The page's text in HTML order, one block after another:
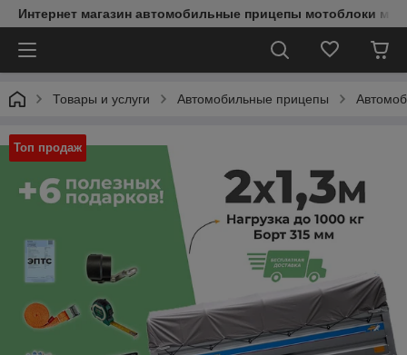
Интернет магазин автомобильные прицепы мотоблоки
Товары и услуги Автомобильные прицепы
Топ продаж